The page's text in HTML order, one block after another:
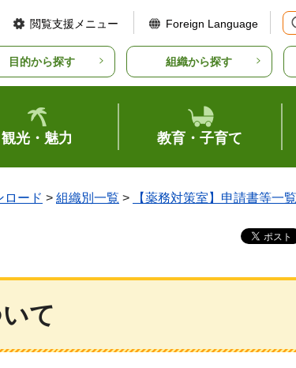
閲覧支援メニュー Foreign Language
目的から探す 組織から探す
観光・魅力 教育・子育て
ロード > 組織別一覧 > 【薬務対策室】申請書等一覧
て